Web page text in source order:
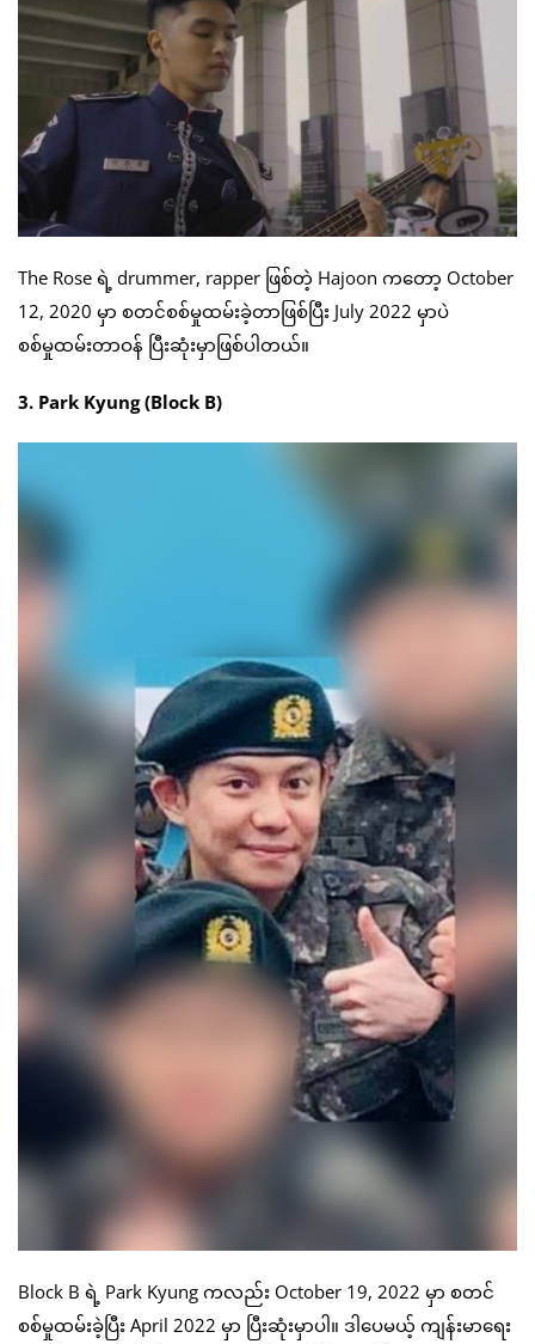
The Rose ရဲ့ drummer, rapper ဖြစ်တဲ့ Hajoon ကတော့ October
12, 2020 မှာ စတင်စစ်မှုထမ်းခဲ့တာဖြစ်ပြီး July 2022 မှာပဲ
စစ်မှုထမ်းတာဝန် ပြီးဆုံးမှာဖြစ်ပါတယ်။
3. Park Kyung (Block B)
Block B ရဲ့ Park Kyung ကလည်း October 19, 2022 မှာ စတင်
စစ်မှုထမ်းခဲ့ပြီး April 2022 မှာ ပြီးဆုံးမှာပါ။ ဒါပေမယ့် ကျန်းမာရေး